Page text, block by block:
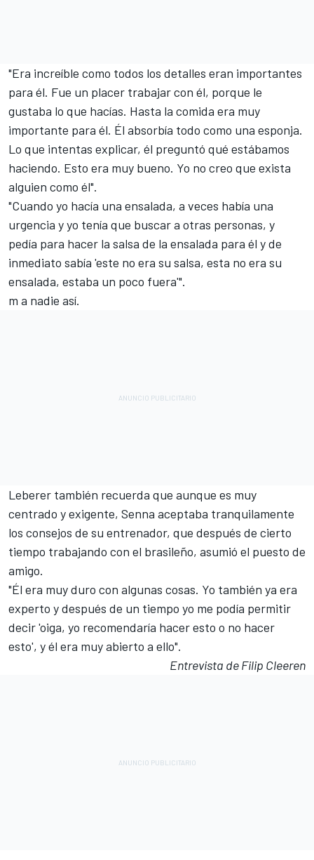
"Era increíble como todos los detalles eran importantes
para él. Fue un placer trabajar con él, porque le
gustaba lo que hacías. Hasta la comida era muy
importante para él. Él absorbía todo como una esponja.
Lo que intentas explicar, él preguntó qué estábamos
haciendo. Esto era muy bueno. Yo no creo que exista
alguien como él".
"Cuando yo hacía una ensalada, a veces había una
urgencia y yo tenía que buscar a otras personas, y
pedía para hacer la salsa de la ensalada para él y de
inmediato sabía 'este no era su salsa, esta no era su
ensalada, estaba un poco fuera'".
m a nadie así.
Leberer también recuerda que aunque es muy
centrado y exigente, Senna aceptaba tranquilamente
los consejos de su entrenador, que después de cierto
tiempo trabajando con el brasileño, asumió el puesto de
amigo.
"Él era muy duro con algunas cosas. Yo también ya era
experto y después de un tiempo yo me podía permitir
decir 'oiga, yo recomendaría hacer esto o no hacer
esto', y él era muy abierto a ello".
Entrevista de Filip Cleeren